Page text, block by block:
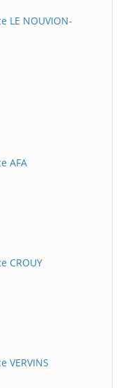
LE NOUVION-
AFA
CROUY
VERVINS